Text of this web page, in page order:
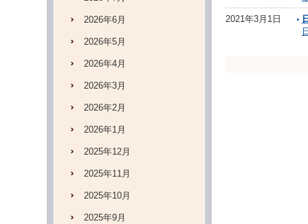
2021年3月1日
2026年6月
2026年5月
2026年4月
2026年3月
2026年2月
2026年1月
2025年12月
2025年11月
2025年10月
2025年9月